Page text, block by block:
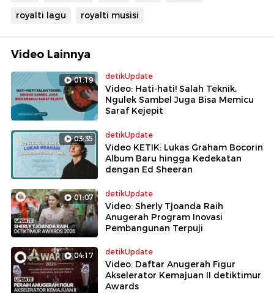
royalti lagu
royalti musisi
Video Lainnya
01:19 detikUpdate
Video: Hati-hati! Salah Teknik,
Ngulek Sambel Juga Bisa Memicu
Saraf Kejepit
03:35 detikUpdate
Video KETIK: Lukas Graham Bocorin
Album Baru hingga Kedekatan
dengan Ed Sheeran
01:07 detikUpdate
Video: Sherly Tjoanda Raih
Anugerah Program Inovasi
Pembangunan Terpuji
04:17 detikUpdate
Video: Daftar Anugerah Figur
Akselerator Kemajuan II detiktimur
Awards